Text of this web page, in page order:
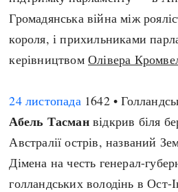
Громадянська війна між
короля, і прихильниками
керівництвомОлівера
24 листопада1642 •
Абель Тасманвідкрив біля
Австралії острів, названий
Дімена на честь генерал-
голландських володінь в Ост-